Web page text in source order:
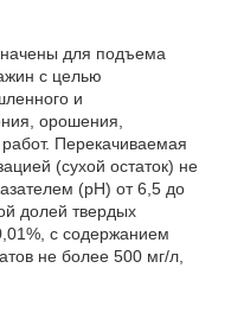
для подъема
с целью
и
орошения,
Перекачиваемая
(сухой остаток) не
(рН) от 6,5 до
долей твердых
с содержанием
не более 500 мг/л,